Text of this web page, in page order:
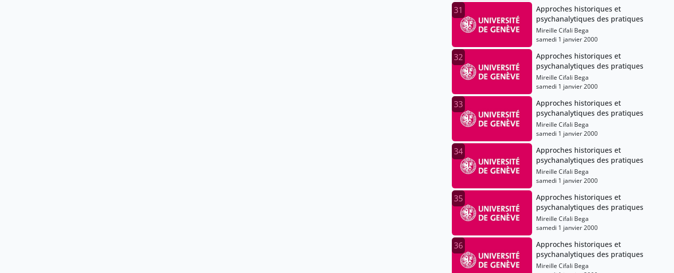
31
Approches historiques et
psychanalytiques des pratiques
Mireille Cifali Bega
samedi 1 janvier 2000
32
Approches historiques et
psychanalytiques des pratiques
Mireille Cifali Bega
samedi 1 janvier 2000
33
Approches historiques et
psychanalytiques des pratiques
Mireille Cifali Bega
samedi 1 janvier 2000
34
Approches historiques et
psychanalytiques des pratiques
Mireille Cifali Bega
samedi 1 janvier 2000
35
Approches historiques et
psychanalytiques des pratiques
Mireille Cifali Bega
samedi 1 janvier 2000
36
Approches historiques et
psychanalytiques des pratiques
Mireille Cifali Bega